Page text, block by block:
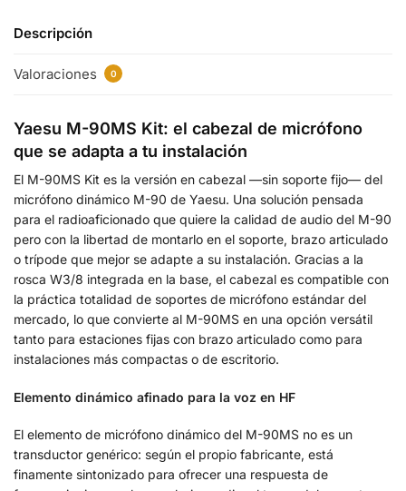
Descripción
Valoraciones 0
Yaesu M-90MS Kit: el cabezal de micrófono
que se adapta a tu instalación
El M-90MS Kit es la versión en cabezal —sin soporte fijo— del
micrófono dinámico M-90 de Yaesu. Una solución pensada
para el radioaficionado que quiere la calidad de audio del M-90
pero con la libertad de montarlo en el soporte, brazo articulado
o trípode que mejor se adapte a su instalación. Gracias a la
rosca W3/8 integrada en la base, el cabezal es compatible con
la práctica totalidad de soportes de micrófono estándar del
mercado, lo que convierte al M-90MS en una opción versátil
tanto para estaciones fijas con brazo articulado como para
instalaciones más compactas o de escritorio.
Elemento dinámico afinado para la voz en HF
El elemento de micrófono dinámico del M-90MS no es un
transductor genérico: según el propio fabricante, está
finamente sintonizado para ofrecer una respuesta de